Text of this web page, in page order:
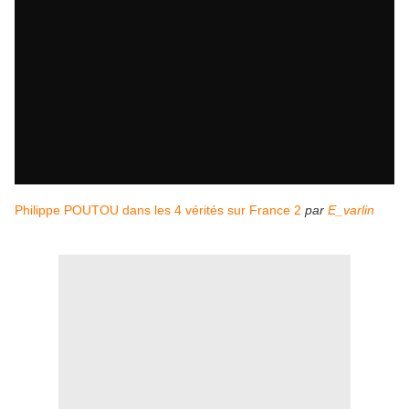
Philippe POUTOU dans les 4 vérités sur France 2 par E_varlin